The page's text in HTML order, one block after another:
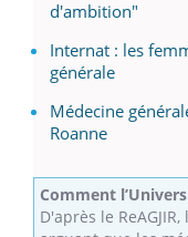
d'ambition"
Internat : les
générale
Médecine
Roanne
Comment
D'après le